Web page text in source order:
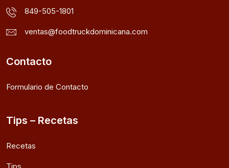
849-505-1801
ventas@foodtruckdominicana.com
Contacto
Formulario de Contacto
Tips – Recetas
Recetas
Tips